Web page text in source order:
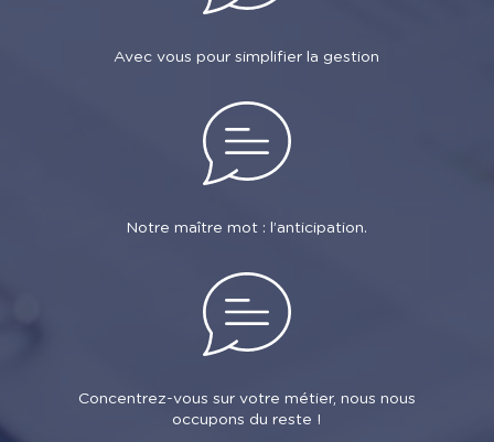
Avec vous pour simplifier la gestion
Notre maître mot : l’anticipation.
Concentrez-vous sur votre métier, nous nous
occupons du reste !